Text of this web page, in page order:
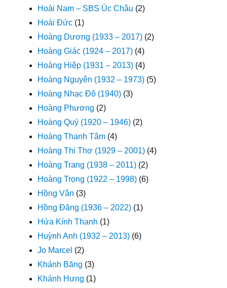
Hoài Nam – SBS Úc Châu (2)
Hoài Đức (1)
Hoàng Dương (1933 – 2017) (2)
Hoàng Giác (1924 – 2017) (4)
Hoàng Hiệp (1931 – 2013) (4)
Hoàng Nguyên (1932 – 1973) (5)
Hoàng Nhạc Đô (1940) (3)
Hoàng Phương (2)
Hoàng Quý (1920 – 1946) (2)
Hoàng Thanh Tâm (4)
Hoàng Thi Thơ (1929 – 2001) (4)
Hoàng Trang (1938 – 2011) (2)
Hoàng Trọng (1922 – 1998) (6)
Hồng Vân (3)
Hồng Đăng (1936 – 2022) (1)
Hứa Kính Thanh (1)
Huỳnh Anh (1932 – 2013) (6)
Jo Marcel (2)
Khánh Băng (3)
Khánh Hưng (1)